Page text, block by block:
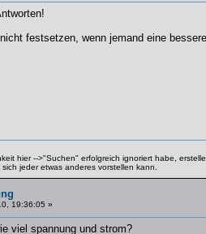
festsetzen, wenn jemand eine
hier -->"Suchen" erfolgreich ignoriert habe,
jeder etwas anderes vorstellen kann.
19:36:05 »
viel spannung und strom?